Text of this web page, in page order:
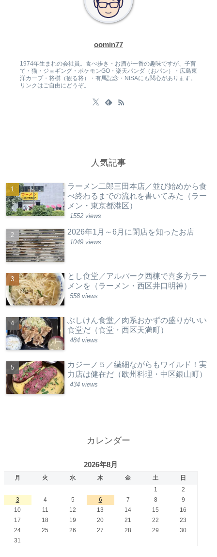
oomin77
1974年生まれの会社員。食べ歩き・お酒が一番の趣味ですが、子育
て・猫・ジョギング・ポケモンGO・楽天パンダ（おパン）・広島東
洋カープ・将棋（観る将）・有馬記念・NISAにも関心があります。
リンクはご自由にどうぞ。
人気記事
ラーメン二郎三田本店／並び始めから食
べ終わるまでの流れを書いてみた（ラー
メン・東京都港区）
1552 views
2026年1月～6月に閉店を知ったお店
1049 views
とし食堂／アルパーク西棟で喜多方ラー
メンを（ラーメン・西区井口明神）
558 views
ぶしけん食堂／肉系おかずの盛りがいい
食堂だ（食堂・西区天満町）
484 views
カジーノ５／繊細ながらもワイルド！実
力店は健在だ（欧州料理・中区銀山町）
434 views
カレンダー
2026年8月
月 火 水 木 金 土
日
1
2
3
4 5 6 7 8
9
10
11 12 13 14 15
16
17
18 19 20 21 22
23
24
25 26 27 28 29
30
31